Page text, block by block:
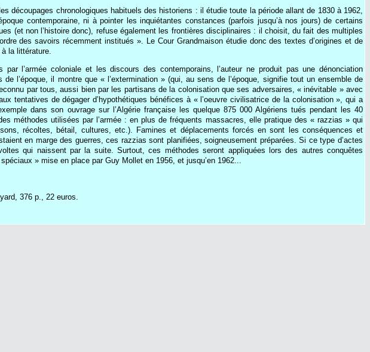
découpages chronologiques habituels des historiens : il étudie toute la période allant de 1830 à 1962,
contemporaine, ni à pointer les inquiétantes constances (parfois jusqu’à nos jours) de certains
(et non l’histoire donc), refuse également les frontières disciplinaires : il choisit, du fait des multiples
des savoirs récemment institués ». Le Cour Grandmaison étudie donc des textes d’origines et de
la littérature.
l’armée coloniale et les discours des contemporains, l’auteur ne produit pas une dénonciation
l’époque, il montre que « l’extermination » (qui, au sens de l’époque, signifie tout un ensemble de
par tous, aussi bien par les partisans de la colonisation que ses adversaires, « inévitable » avec
tentatives de dégager d’hypothétiques bénéfices à « l’oeuvre civilisatrice de la colonisation », qui a
dans son ouvrage sur l’Algérie française les quelque 875 000 Algériens tués pendant les 40
méthodes utilisées par l’armée : en plus de fréquents massacres, elle pratique des « razzias » qui
récoltes, bétail, cultures, etc.). Famines et déplacements forcés en sont les conséquences et
en marge des guerres, ces razzias sont planifiées, soigneusement préparées. Si ce type d’actes
qui naissent par la suite. Surtout, ces méthodes seront appliquées lors des autres conquêtes
» mise en place par Guy Mollet en 1956, et jusqu’en 1962...
376 p., 22 euros.